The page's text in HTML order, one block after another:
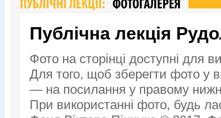
Публічна лекція
Фото на сторінці доступні для
Для того, щоб зберегти фото у
— на посилання у правому
При використанні фото, будь